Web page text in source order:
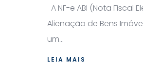
A NF-e ABI (Nota Fiscal
Alienação de Bens
um...
LEIA MAIS